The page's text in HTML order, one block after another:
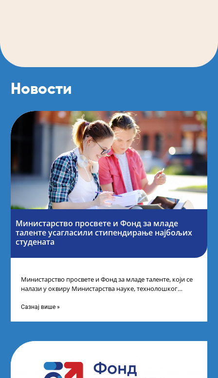
Новости
Министарство просвете и Фонд за младе
таленте усагласили стипендирање најбољих
студената
Министарство просвете и Фонд за младе таленте, који се
налази у оквиру Министарства науке, технолошког
Сазнај више »